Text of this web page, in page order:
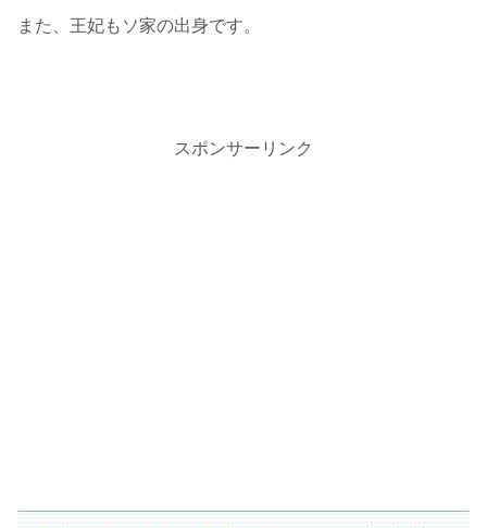
また、王妃もソ家の出身です。
スポンサーリンク